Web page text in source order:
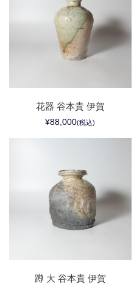
花器 谷本貴 伊賀
¥88,000(税込)
蹲 大 谷本貴 伊賀